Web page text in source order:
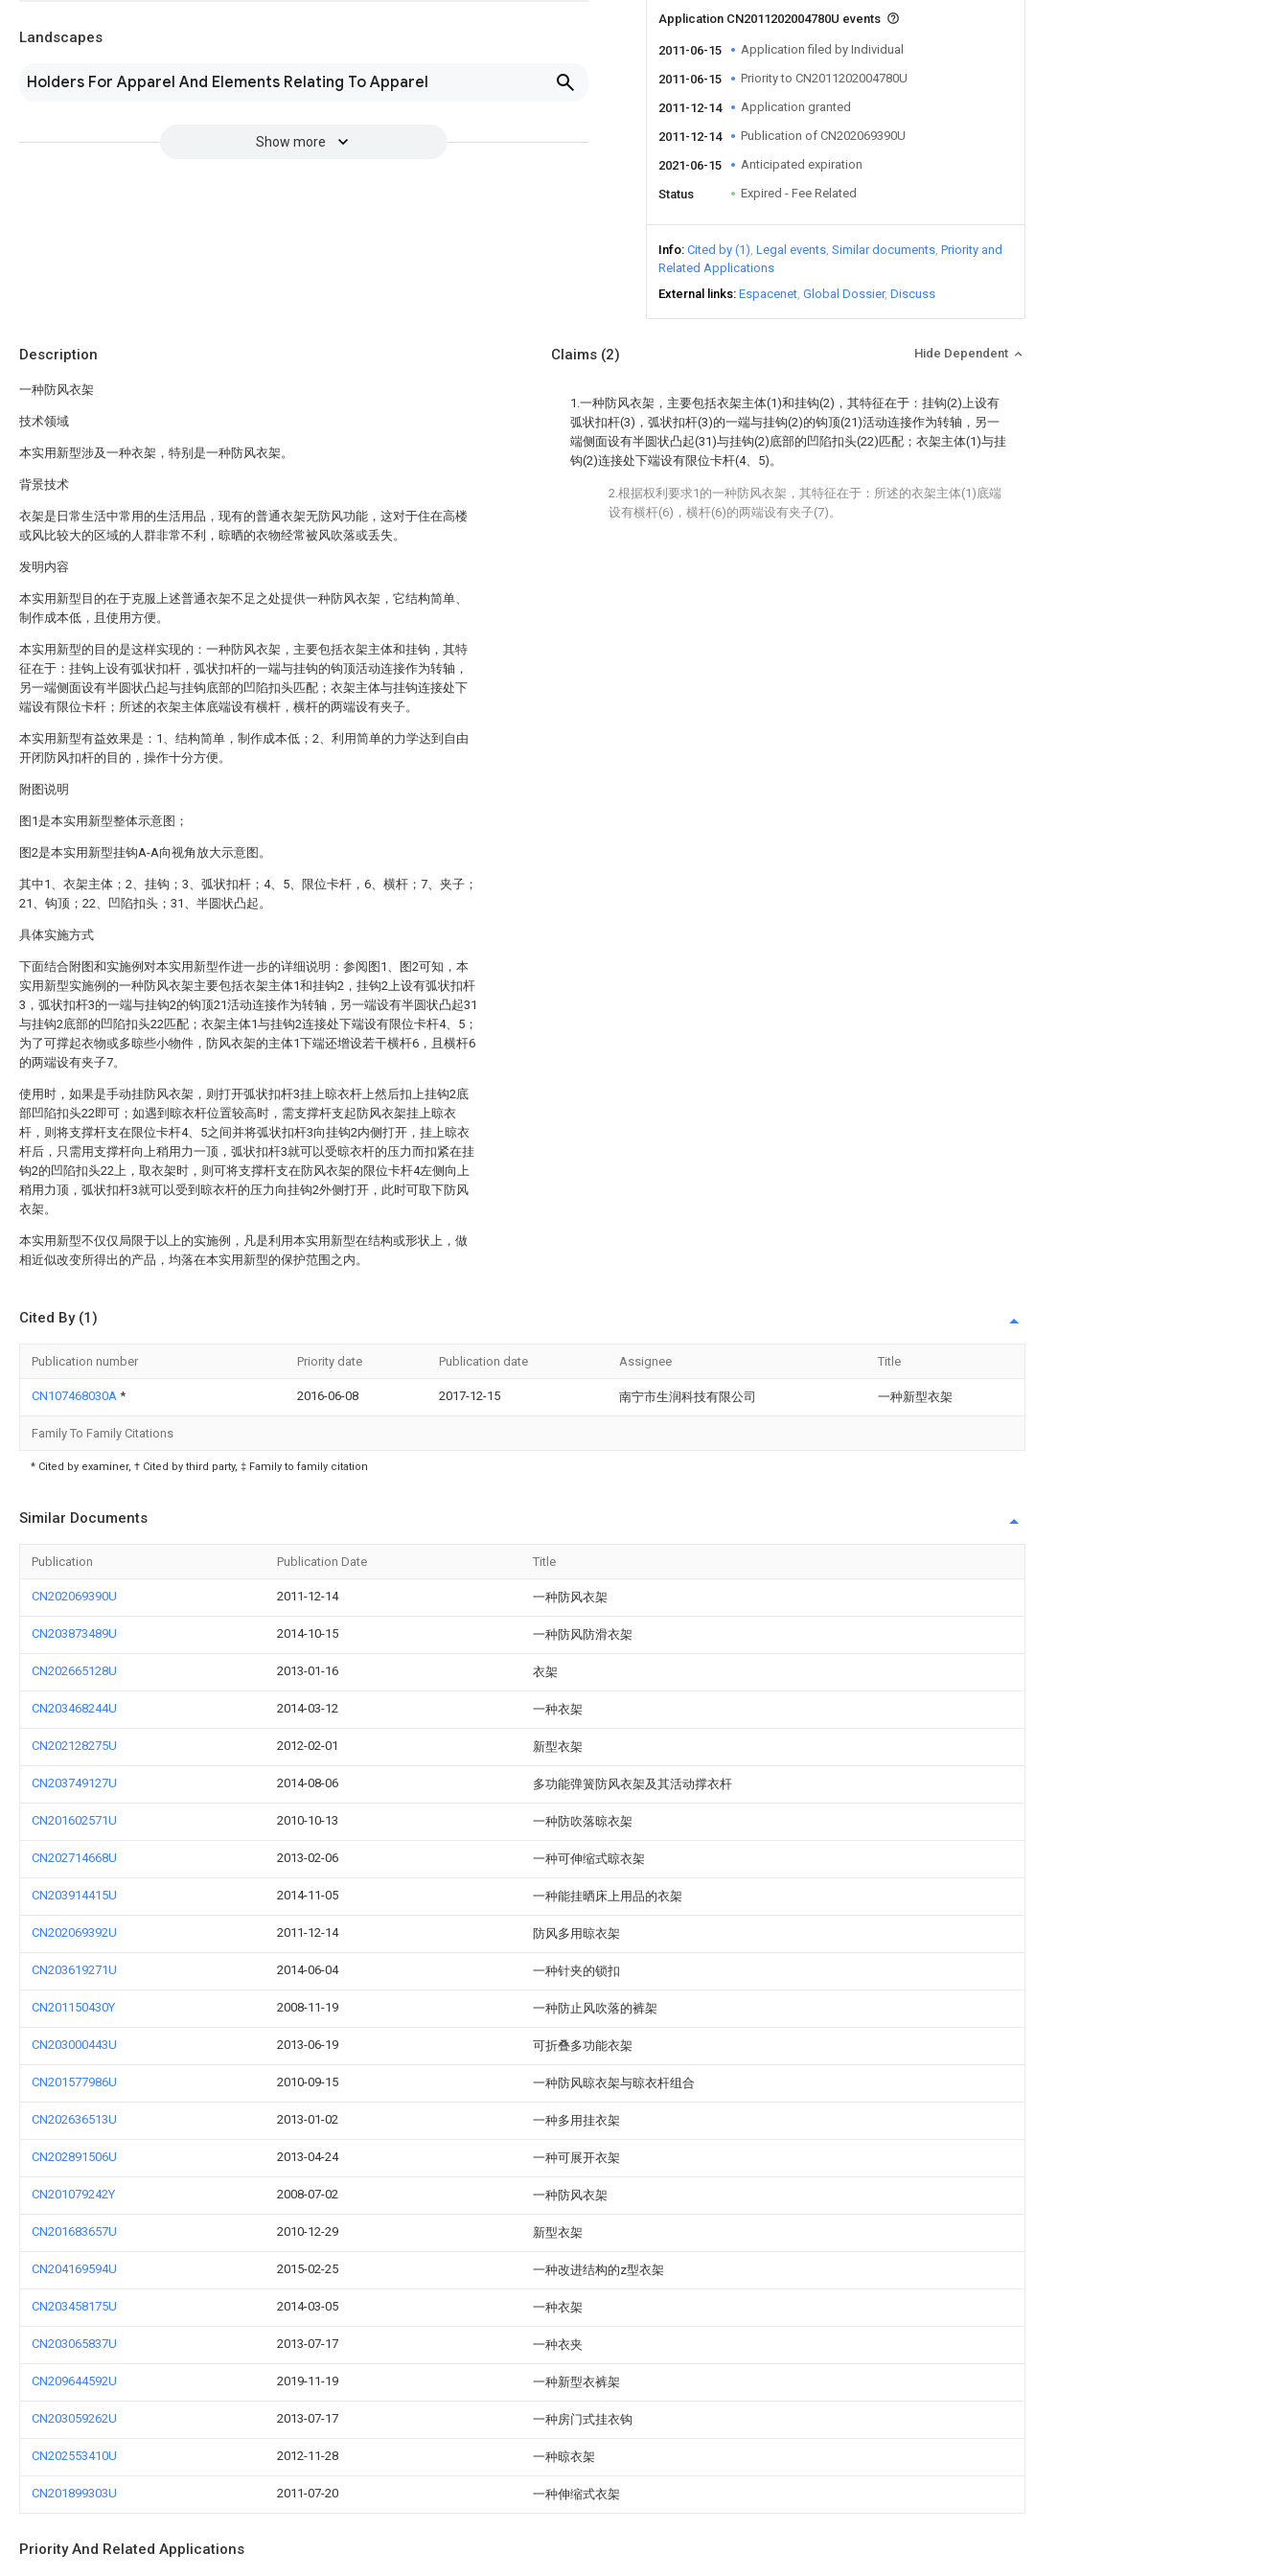
Landscapes
Holders For Apparel And Elements Relating To Apparel
Show more
Application CN2011202004780U events
2011-06-15 Application filed by Individual
2011-06-15 Priority to CN2011202004780U
2011-12-14 Application granted
2011-12-14 Publication of CN202069390U
2021-06-15 Anticipated expiration
Status Expired - Fee Related
Info Cited by (1) Legal events Similar documents Priority and
Related Applications
External links Espacenet Global Dossier Discuss
Description
一种防风衣架
技术领域
本实用新型涉及一种衣架，特别是一种防风衣架。
背景技术
衣架是日常生活中常用的生活用品，现有的普通衣架无防风功能，这对于住在高楼
或风比较大的区域的人群非常不利，晾晒的衣物经常被风吹落或丢失。
发明内容
本实用新型目的在于克服上述普通衣架不足之处提供一种防风衣架，它结构简单、
制作成本低，且使用方便。
本实用新型的目的是这样实现的：一种防风衣架，主要包括衣架主体和挂钩，其特
征在于：挂钩上设有弧状扣杆，弧状扣杆的一端与挂钩的钩顶活动连接作为转轴，
另一端侧面设有半圆状凸起与挂钩底部的凹陷扣头匹配；衣架主体与挂钩连接处下
端设有限位卡杆；所述的衣架主体底端设有横杆，横杆的两端设有夹子。
本实用新型有益效果是：1、结构简单，制作成本低；2、利用简单的力学达到自由
开闭防风扣杆的目的，操作十分方便。
附图说明
图1是本实用新型整体示意图；
图2是本实用新型挂钩A-A向视角放大示意图。
其中1、衣架主体；2、挂钩；3、弧状扣杆；4、5、限位卡杆，6、横杆；7、夹子；
21、钩顶；22、凹陷扣头；31、半圆状凸起。
具体实施方式
下面结合附图和实施例对本实用新型作进一步的详细说明：参阅图1、图2可知，本
实用新型实施例的一种防风衣架主要包括衣架主体1和挂钩2，挂钩2上设有弧状扣杆
3，弧状扣杆3的一端与挂钩2的钩顶21活动连接作为转轴，另一端设有半圆状凸起31
与挂钩2底部的凹陷扣头22匹配；衣架主体1与挂钩2连接处下端设有限位卡杆4、5；
为了可撑起衣物或多晾些小物件，防风衣架的主体1下端还增设若干横杆6，且横杆6
的两端设有夹子7。
使用时，如果是手动挂防风衣架，则打开弧状扣杆3挂上晾衣杆上然后扣上挂钩2底
部凹陷扣头22即可；如遇到晾衣杆位置较高时，需支撑杆支起防风衣架挂上晾衣
杆，则将支撑杆支在限位卡杆4、5之间并将弧状扣杆3向挂钩2内侧打开，挂上晾衣
杆后，只需用支撑杆向上稍用力一顶，弧状扣杆3就可以受晾衣杆的压力而扣紧在挂
钩2的凹陷扣头22上，取衣架时，则可将支撑杆支在防风衣架的限位卡杆4左侧向上
稍用力顶，弧状扣杆3就可以受到晾衣杆的压力向挂钩2外侧打开，此时可取下防风
衣架。
本实用新型不仅仅局限于以上的实施例，凡是利用本实用新型在结构或形状上，做
相近似改变所得出的产品，均落在本实用新型的保护范围之内。
Claims (2) Hide Dependent
1.一种防风衣架，主要包括衣架主体(1)和挂钩(2)，其特征在于：挂钩(2)上设有
弧状扣杆(3)，弧状扣杆(3)的一端与挂钩(2)的钩顶(21)活动连接作为转轴，另一
端侧面设有半圆状凸起(31)与挂钩(2)底部的凹陷扣头(22)匹配；衣架主体(1)与挂
钩(2)连接处下端设有限位卡杆(4、5)。
2.根据权利要求1的一种防风衣架，其特征在于：所述的衣架主体(1)底端
设有横杆(6)，横杆(6)的两端设有夹子(7)。
Cited By (1)
Publication number Priority date Publication date Assignee Title
CN107468030A * 2016-06-08 2017-12-15 南宁市生润科技有限公司 一种新型衣架
Family To Family Citations
* Cited by examiner, † Cited by third party, ‡ Family to family citation
Similar Documents
Publication Publication Date Title
CN202069390U 2011-12-14 一种防风衣架
CN203873489U 2014-10-15 一种防风防滑衣架
CN202665128U 2013-01-16 衣架
CN203468244U 2014-03-12 一种衣架
CN202128275U 2012-02-01 新型衣架
CN203749127U 2014-08-06 多功能弹簧防风衣架及其活动撑衣杆
CN201602571U 2010-10-13 一种防吹落晾衣架
CN202714668U 2013-02-06 一种可伸缩式晾衣架
CN203914415U 2014-11-05 一种能挂晒床上用品的衣架
CN202069392U 2011-12-14 防风多用晾衣架
CN203619271U 2014-06-04 一种针夹的锁扣
CN201150430Y 2008-11-19 一种防止风吹落的裤架
CN203000443U 2013-06-19 可折叠多功能衣架
CN201577986U 2010-09-15 一种防风晾衣架与晾衣杆组合
CN202636513U 2013-01-02 一种多用挂衣架
CN202891506U 2013-04-24 一种可展开衣架
CN201079242Y 2008-07-02 一种防风衣架
CN201683657U 2010-12-29 新型衣架
CN204169594U 2015-02-25 一种改进结构的z型衣架
CN203458175U 2014-03-05 一种衣架
CN203065837U 2013-07-17 一种衣夹
CN209644592U 2019-11-19 一种新型衣裤架
CN203059262U 2013-07-17 一种房门式挂衣钩
CN202553410U 2012-11-28 一种晾衣架
CN201899303U 2011-07-20 一种伸缩式衣架
Priority And Related Applications